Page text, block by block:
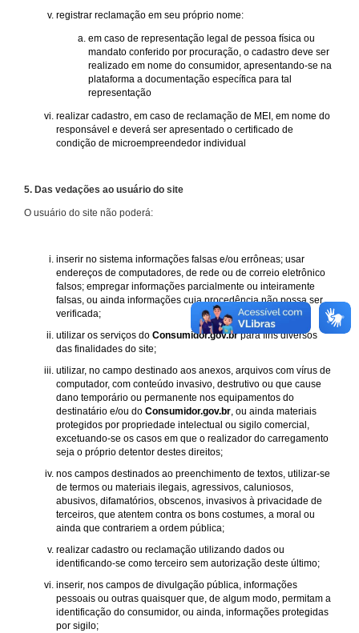
registrar reclamação em seu próprio nome:
em caso de representação legal de pessoa física ou
mandato conferido por procuração, o cadastro deve ser
realizado em nome do consumidor, apresentando-se na
plataforma a documentação específica para tal
representação
realizar cadastro, em caso de reclamação de MEI, em nome do
responsável e deverá ser apresentado o certificado de
condição de microempreendedor individual
5. Das vedações ao usuário do site
O usuário do site não poderá:
inserir no sistema informações falsas e/ou errôneas; usar
endereços de computadores, de rede ou de correio eletrônico
falsos; empregar informações parcialmente ou inteiramente
falsas, ou ainda informações cuja procedência não possa ser
verificada;
utilizar os serviços do Consumidor.gov.brpara fins diversos
das finalidades do site;
utilizar, no campo destinado aos anexos, arquivos com vírus de
computador, com conteúdo invasivo, destrutivo ou que cause
dano temporário ou permanente nos equipamentos do
destinatário e/ou do Consumidor.gov.br , ou ainda materiais
protegidos por propriedade intelectual ou sigilo comercial,
excetuando-se os casos em que o realizador do carregamento
seja o próprio detentor destes direitos;
nos campos destinados ao preenchimento de textos, utilizar-se
de termos ou materiais ilegais, agressivos, caluniosos,
abusivos, difamatórios, obscenos, invasivos à privacidade de
terceiros, que atentem contra os bons costumes, a moral ou
ainda que contrariem a ordem pública;
realizar cadastro ou reclamação utilizando dados ou
identificando-se como terceiro sem autorização deste último;
inserir, nos campos de divulgação pública, informações
pessoais ou outras quaisquer que, de algum modo, permitam a
identificação do consumidor, ou ainda, informações protegidas
por sigilo;